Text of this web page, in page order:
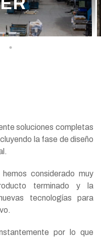
soluciones completas
la fase de diseño
considerado muy
terminado y la
tecnologías para
por lo que